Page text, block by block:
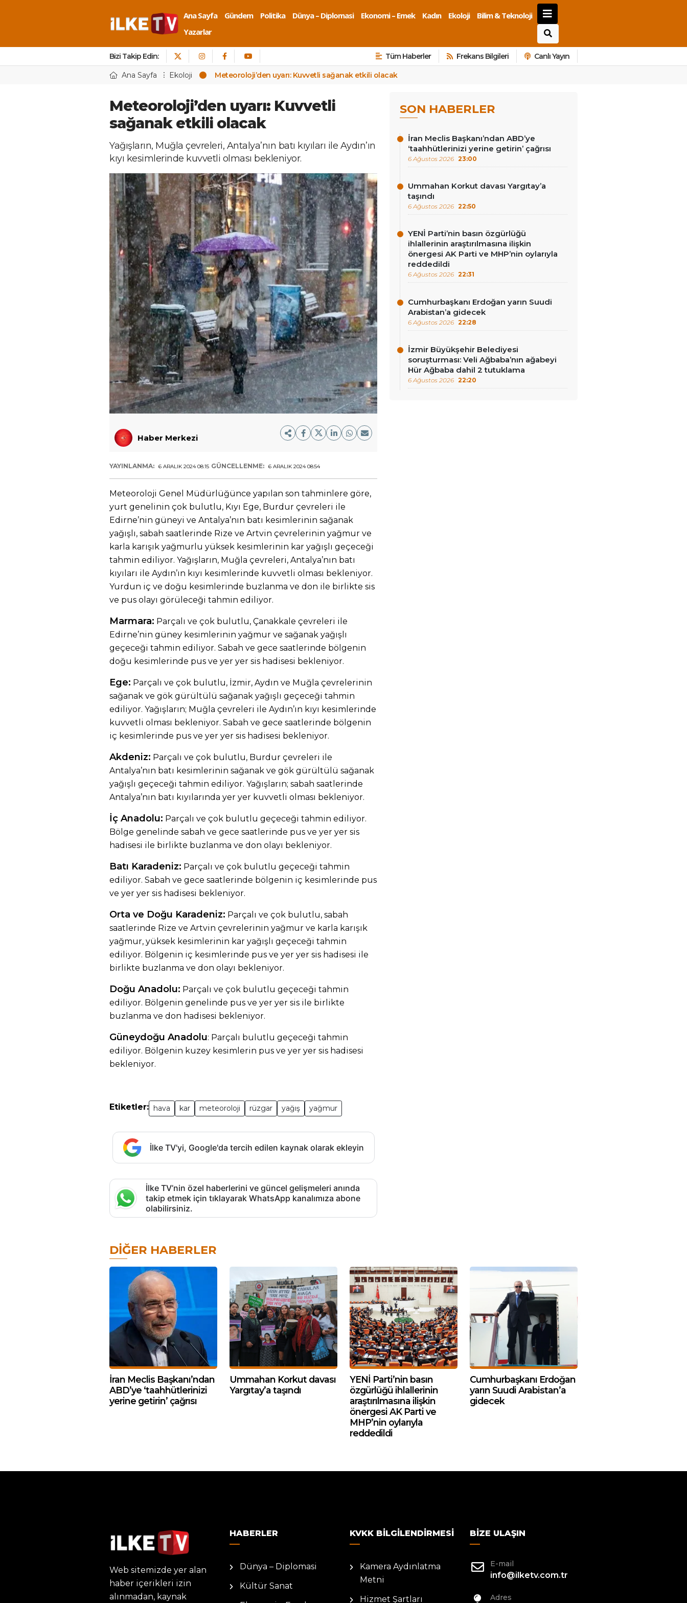
Ana Sayfa Gündem Politika Dünya – Diplomasi Ekonomi – Emek Kadın Ekoloji
Bilim & Teknoloji
Yazarlar
Bizi Takip Edin: Tüm Haberler Frekans Bilgileri Canlı Yayın
Ana Sayfa Ekoloji Meteoroloji’den uyarı: Kuvvetli sağanak etkili olacak
Meteoroloji’den uyarı: Kuvvetli
sağanak etkili olacak
Yağışların, Muğla çevreleri, Antalya’nın batı kıyıları ile Aydın’ın
kıyı kesimlerinde kuvvetli olması bekleniyor.
Haber Merkezi
YAYINLANMA: 6 ARALIK 2024 08:15 GÜNCELLENME: 6 ARALIK 2024 08:54
Meteoroloji Genel Müdürlüğünce yapılan son tahminlere göre,
yurt genelinin çok bulutlu, Kıyı Ege, Burdur çevreleri ile
Edirne’nin güneyi ve Antalya’nın batı kesimlerinin sağanak
yağışlı, sabah saatlerinde Rize ve Artvin çevrelerinin yağmur ve
karla karışık yağmurlu yüksek kesimlerinin kar yağışlı geçeceği
tahmin ediliyor. Yağışların, Muğla çevreleri, Antalya’nın batı
kıyıları ile Aydın’ın kıyı kesimlerinde kuvvetli olması bekleniyor.
Yurdun iç ve doğu kesimlerinde buzlanma ve don ile birlikte sis
ve pus olayı görüleceği tahmin ediliyor.
Marmara: Parçalı ve çok bulutlu, Çanakkale çevreleri ile
Edirne’nin güney kesimlerinin yağmur ve sağanak yağışlı
geçeceği tahmin ediliyor. Sabah ve gece saatlerinde bölgenin
doğu kesimlerinde pus ve yer yer sis hadisesi bekleniyor.
Ege: Parçalı ve çok bulutlu, İzmir, Aydın ve Muğla çevrelerinin
sağanak ve gök gürültülü sağanak yağışlı geçeceği tahmin
ediliyor. Yağışların; Muğla çevreleri ile Aydın’ın kıyı kesimlerinde
kuvvetli olması bekleniyor. Sabah ve gece saatlerinde bölgenin
iç kesimlerinde pus ve yer yer sis hadisesi bekleniyor.
Akdeniz: Parçalı ve çok bulutlu, Burdur çevreleri ile
Antalya’nın batı kesimlerinin sağanak ve gök gürültülü sağanak
yağışlı geçeceği tahmin ediliyor. Yağışların; sabah saatlerinde
Antalya’nın batı kıyılarında yer yer kuvvetli olması bekleniyor.
İç Anadolu: Parçalı ve çok bulutlu geçeceği tahmin ediliyor.
Bölge genelinde sabah ve gece saatlerinde pus ve yer yer sis
hadisesi ile birlikte buzlanma ve don olayı bekleniyor.
Batı Karadeniz: Parçalı ve çok bulutlu geçeceği tahmin
ediliyor. Sabah ve gece saatlerinde bölgenin iç kesimlerinde pus
ve yer yer sis hadisesi bekleniyor.
Orta ve Doğu Karadeniz: Parçalı ve çok bulutlu, sabah
saatlerinde Rize ve Artvin çevrelerinin yağmur ve karla karışık
yağmur, yüksek kesimlerinin kar yağışlı geçeceği tahmin
ediliyor. Bölgenin iç kesimlerinde pus ve yer yer sis hadisesi ile
birlikte buzlanma ve don olayı bekleniyor.
Doğu Anadolu: Parçalı ve çok bulutlu geçeceği tahmin
ediliyor. Bölgenin genelinde pus ve yer yer sis ile birlikte
buzlanma ve don hadisesi bekleniyor.
Güneydoğu Anadolu: Parçalı bulutlu geçeceği tahmin
ediliyor. Bölgenin kuzey kesimlerin pus ve yer yer sis hadisesi
bekleniyor.
Etiketler: hava kar meteoroloji rüzgar yağış yağmur
İlke TV'yi, Google'da tercih edilen kaynak olarak ekleyin
İlke TV’nin özel haberlerini ve güncel gelişmeleri anında
takip etmek için tıklayarak WhatsApp kanalımıza abone
olabilirsiniz.
SON HABERLER
İran Meclis Başkanı’ndan ABD’ye
‘taahhütlerinizi yerine getirin’ çağrısı
6 Ağustos 2026 23:00
Ummahan Korkut davası Yargıtay’a
taşındı
6 Ağustos 2026 22:50
YENİ Parti’nin basın özgürlüğü
ihlallerinin araştırılmasına ilişkin
önergesi AK Parti ve MHP’nin oylarıyla
reddedildi
6 Ağustos 2026 22:31
Cumhurbaşkanı Erdoğan yarın Suudi
Arabistan’a gidecek
6 Ağustos 2026 22:28
İzmir Büyükşehir Belediyesi
soruşturması: Veli Ağbaba’nın ağabeyi
Hür Ağbaba dahil 2 tutuklama
6 Ağustos 2026 22:20
DIĞER HABERLER
İran Meclis Başkanı’ndan
ABD’ye ‘taahhütlerinizi
yerine getirin’ çağrısı
Ummahan Korkut davası
Yargıtay’a taşındı
YENİ Parti’nin basın
özgürlüğü ihlallerinin
araştırılmasına ilişkin
önergesi AK Parti ve
MHP’nin oylarıyla
reddedildi
Cumhurbaşkanı Erdoğan
yarın Suudi Arabistan’a
gidecek
Web sitemizde yer alan
haber içerikleri izin
alınmadan, kaynak
HABERLER
Dünya – Diplomasi
Kültür Sanat
KVKK BILGILENDIRMESI
Kamera Aydınlatma
Metni
Hizmet Şartları
BIZE ULAŞIN
E-mail
info@ilketv.com.tr
Adres